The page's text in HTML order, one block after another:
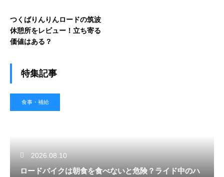
つくばりんりんロードの筑波
休憩所をレビュー！立ち寄る
価値はある？
特集記事
食事・補給
2026.08.10
ロードバイクは朝食を食べないと危険？ライド中のハ